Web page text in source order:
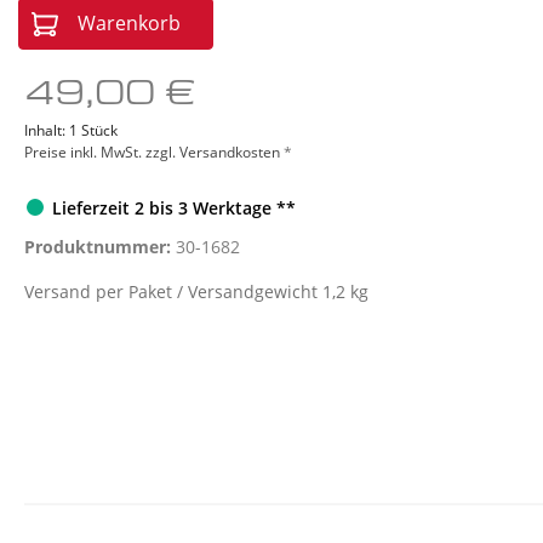
Sonstige Geräte
Warenkorb
49,00 €
Inhalt: 1 Stück
Preise inkl. MwSt. zzgl. Versandkosten*
Lieferzeit 2 bis 3 Werktage **
Produktnummer: 30-1682
Versand per Paket / Versandgewicht 1,2 kg